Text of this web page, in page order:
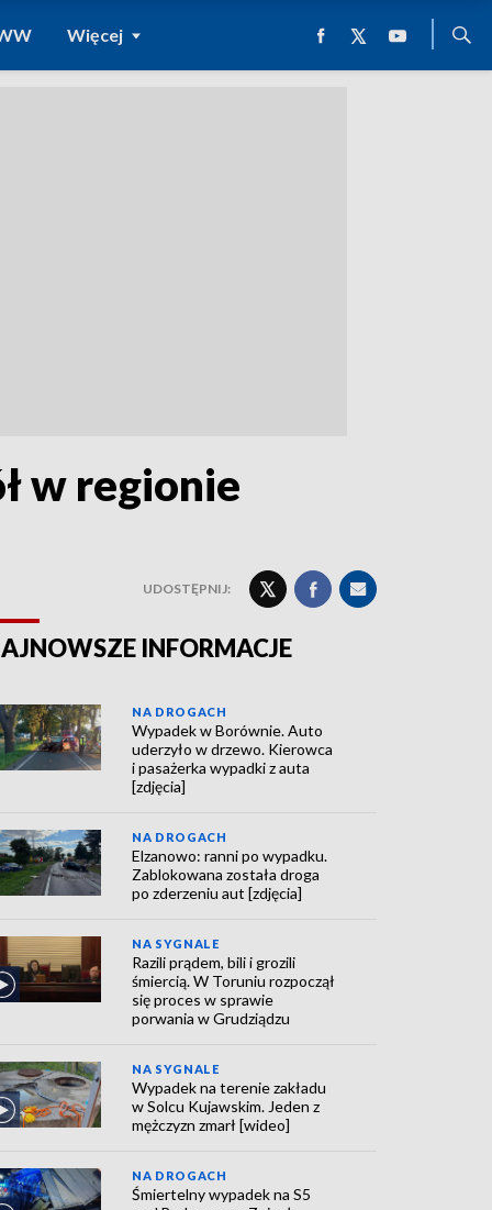
Więcej
w regionie
UDOSTĘPNIJ:
INFORMACJE
NA DROGACH
Wypadek w Borównie. Auto
uderzyło w drzewo. Kierowca
i pasażerka wypadki z auta
[zdjęcia]
NA DROGACH
Elzanowo: ranni po wypadku.
Zablokowana została droga
po zderzeniu aut [zdjęcia]
NA SYGNALE
Razili prądem, bili i grozili
śmiercią. W Toruniu rozpoczął
się proces w sprawie
porwania w Grudziądzu
NA SYGNALE
Wypadek na terenie zakładu
w Solcu Kujawskim. Jeden z
mężczyzn zmarł [wideo]
NA DROGACH
Śmiertelny wypadek na S5